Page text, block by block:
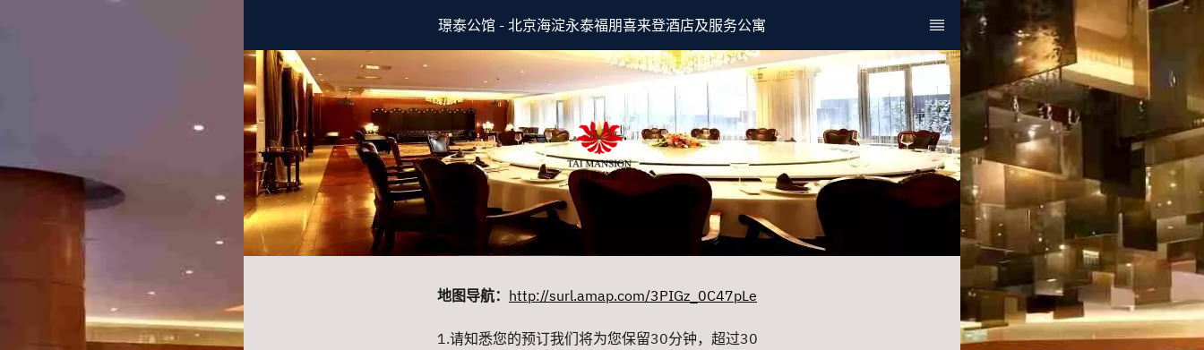
璟泰公馆 - 北京海淀永泰福朋喜来登酒店及服务公寓
地图导航： http://surl.amap.com/3PIGz_0C47pLe
1.请知悉您的预订我们将为您保留30分钟，超过30